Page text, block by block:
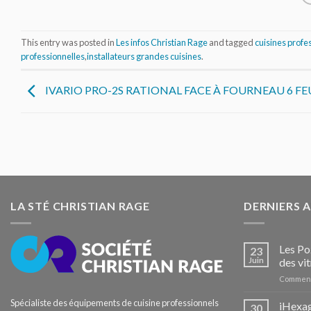
This entry was posted inLes infos Christian Rageand taggedcuisines
professionnelles,installateurs grandes cuisines.
IVARIO PRO-2S RATIONAL FACE À FOURNEAU 6
LA STÉ CHRISTIAN RAGE
Spécialiste des équipements de cuisine professionnels
DERNIERS
23
Juin
Les
des
30